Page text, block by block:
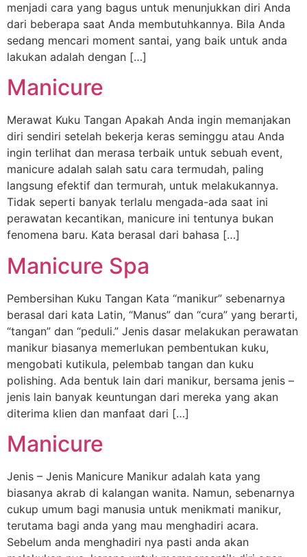
menjadi cara yang bagus untuk menunjukkan diri Anda
dari beberapa saat Anda membutuhkannya. Bila Anda
sedang mencari moment santai, yang baik untuk anda
lakukan adalah dengan […]
Manicure
Merawat Kuku Tangan Apakah Anda ingin memanjakan
diri sendiri setelah bekerja keras seminggu atau Anda
ingin terlihat dan merasa terbaik untuk sebuah event,
manicure adalah salah satu cara termudah, paling
langsung efektif dan termurah, untuk melakukannya.
Tidak seperti banyak terlalu mengada-ada saat ini
perawatan kecantikan, manicure ini tentunya bukan
fenomena baru. Kata berasal dari bahasa […]
Manicure Spa
Pembersihan Kuku Tangan Kata “manikur” sebenarnya
berasal dari kata Latin, “Manus” dan “cura” yang berarti,
“tangan” dan “peduli.” Jenis dasar melakukan perawatan
manikur biasanya memerlukan pembentukan kuku,
mengobati kutikula, pelembab tangan dan kuku
polishing. Ada bentuk lain dari manikur, bersama jenis –
jenis lain banyak keuntungan dari mereka yang akan
diterima klien dan manfaat dari […]
Manicure
Jenis – Jenis Manicure Manikur adalah kata yang
biasanya akrab di kalangan wanita. Namun, sebenarnya
cukup umum bagi manusia untuk menikmati manikur,
terutama bagi anda yang mau menghadiri acara.
Sebelum anda menghadiri nya pasti anda akan